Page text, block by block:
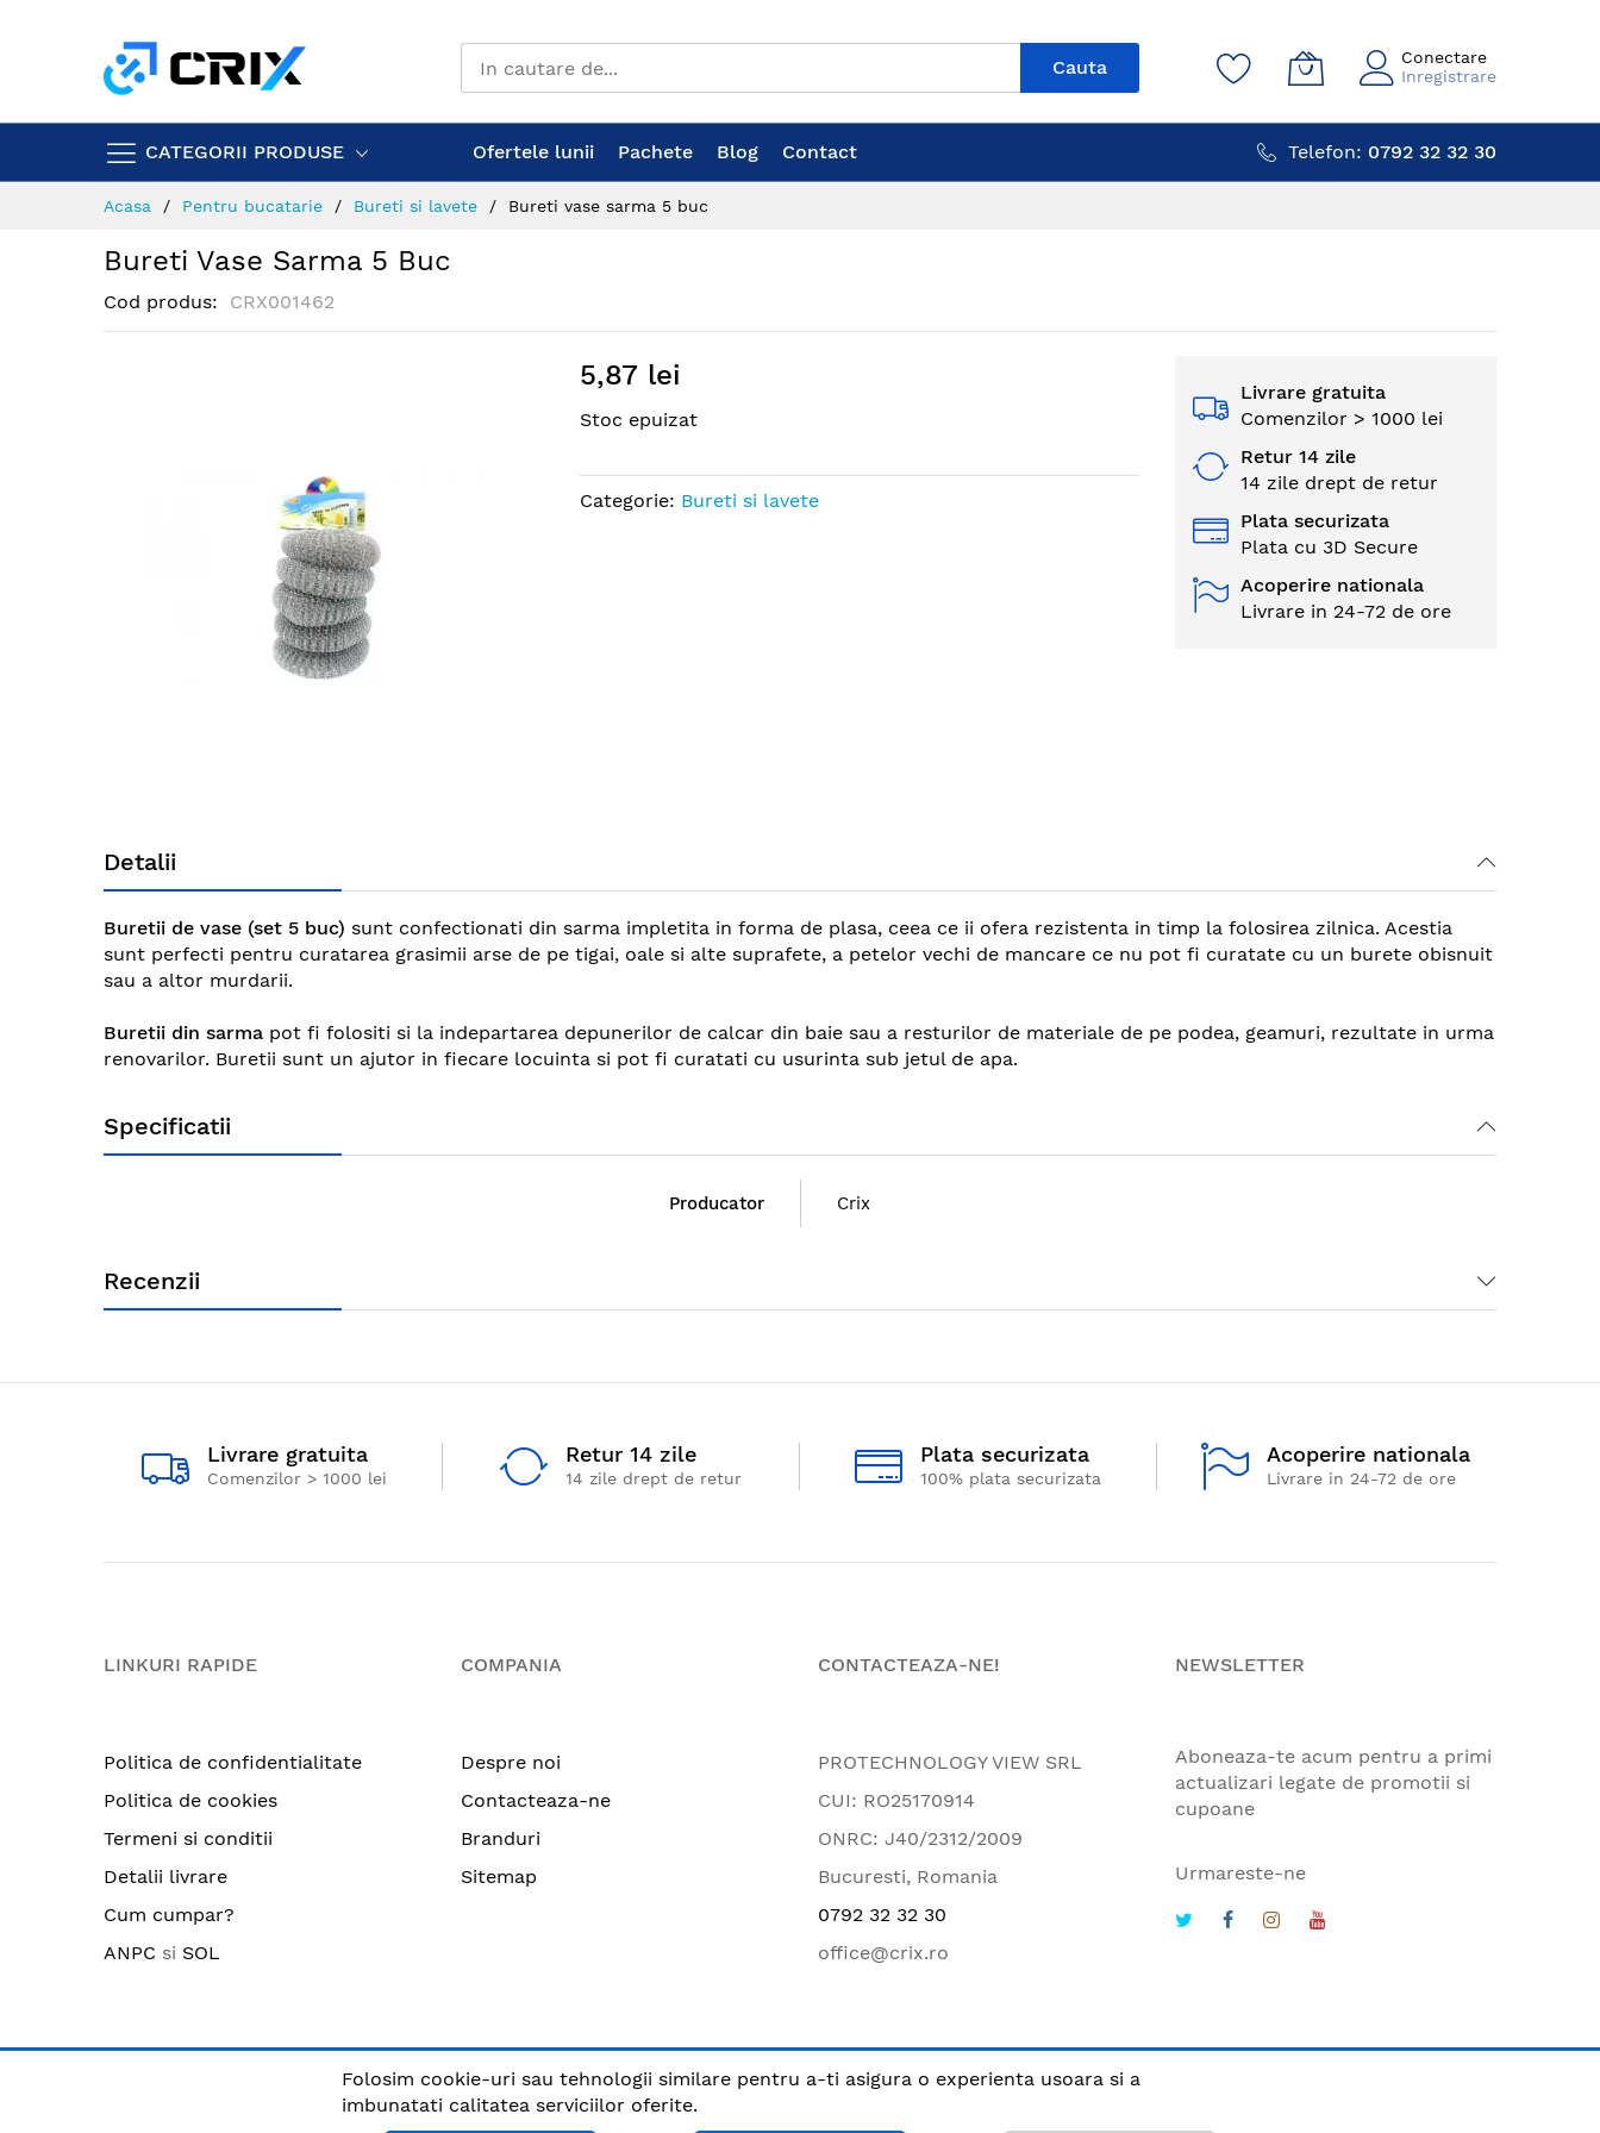
CATEGORII PRODUSE
Cauta
Conectare
Inregistrare
Ofertele lunii Pachete Blog Contact Telefon: 0792 32 32 30
Acasa Pentru bucatarie Bureti si lavete Bureti vase sarma 5 buc
Bureti Vase Sarma 5 Buc
Cod produs CRX001462
the
beginning
the
images
gallery
5,87 lei
Stoc epuizat
Categorie: Bureti si lavete
Livrare gratuita
Comenzilor > 1000 lei
Retur 14 zile
14 zile drept de retur
Plata securizata
Plata cu 3D Secure
Acoperire nationala
Livrare in 24-72 de ore
Detalii
Buretii de vase (set 5 buc) sunt confectionati din sarma impletita in forma de plasa, ceea ce ii ofera rezistenta in timp la folosirea zilnica. Acestia
sunt perfecti pentru curatarea grasimii arse de pe tigai, oale si alte suprafete, a petelor vechi de mancare ce nu pot fi curatate cu un burete obisnuit
sau a altor murdarii.
Buretii din sarma pot fi folositi si la indepartarea depunerilor de calcar din baie sau a resturilor de materiale de pe podea, geamuri, rezultate in urma
renovarilor. Buretii sunt un ajutor in fiecare locuinta si pot fi curatati cu usurinta sub jetul de apa.
Specificatii
Producator Crix
Recenzii
Livrare gratuita
Comenzilor > 1000 lei
Retur 14 zile
14 zile drept de retur
Plata securizata
100% plata securizata
Acoperire nationala
Livrare in 24-72 de ore
LINKURI RAPIDE
Politica de confidentialitate
Politica de cookies
Termeni si conditii
Detalii livrare
Cum cumpar?
ANPC si SOL
COMPANIA
Despre noi
Contacteaza-ne
Branduri
Sitemap
CONTACTEAZA-NE!
PROTECHNOLOGY VIEW SRL
CUI: RO25170914
ONRC: J40/2312/2009
Bucuresti, Romania
0792 32 32 30
office@crix.ro
NEWSLETTER
Aboneaza-te acum pentru a primi
actualizari legate de promotii si
cupoane
Urmareste-ne
© CRIX.ro / RO25170914 / Toate drepturile rezervate.Folosim cookie-uri sau tehnologii similare pentru a-ti asigura o experienta usoara si a
imbunatati calitatea serviciilor oferite.